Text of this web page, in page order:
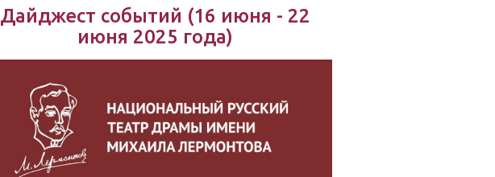
Дайджест событий (16 июня - 22
июня 2025 года)